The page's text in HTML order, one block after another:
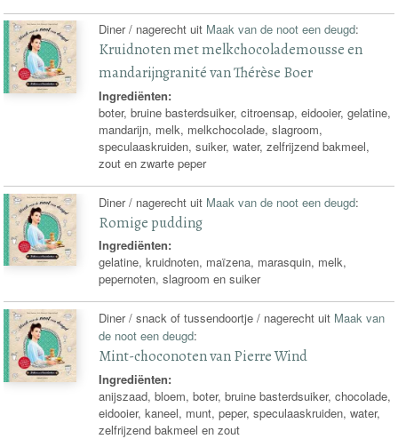
Diner / nagerecht uit Maak van de noot een deugd:
Kruidnoten met melkchocolademousse en
mandarijngranité van Thérèse Boer
Ingrediënten:
boter, bruine basterdsuiker, citroensap, eidooier, gelatine,
mandarijn, melk, melkchocolade, slagroom,
speculaaskruiden, suiker, water, zelfrijzend bakmeel,
zout en zwarte peper
Diner / nagerecht uit Maak van de noot een deugd:
Romige pudding
Ingrediënten:
gelatine, kruidnoten, maïzena, marasquin, melk,
pepernoten, slagroom en suiker
Diner / snack of tussendoortje / nagerecht uit Maak van
de noot een deugd:
Mint-choconoten van Pierre Wind
Ingrediënten:
anijszaad, bloem, boter, bruine basterdsuiker, chocolade,
eidooier, kaneel, munt, peper, speculaaskruiden, water,
zelfrijzend bakmeel en zout